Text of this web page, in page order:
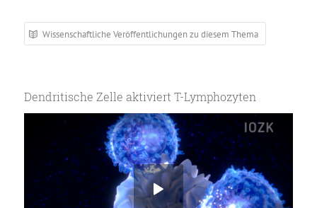
Wissenschaftliche Veröffentlichungen zu diesem Thema
Dendritische Zelle aktiviert T-Lymphozyten